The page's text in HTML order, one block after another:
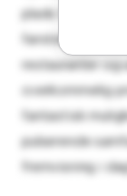
plads til
førsteklasses
restauranter og
overkommelig
fantastisk
pulserende
fremvisning i